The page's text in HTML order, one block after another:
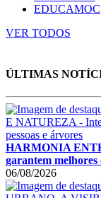
EDUCAMOC
VER TODOS
ÚLTIMAS
HARMONIA
garantem melhores
06/08/2026